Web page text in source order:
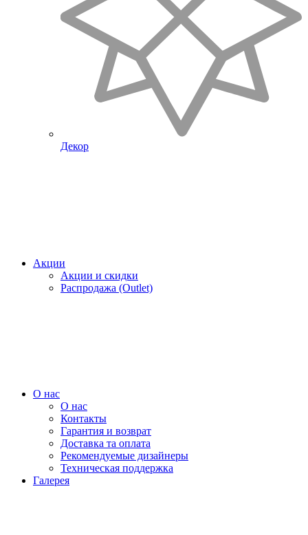
Декор
Акции
Акции и скидки
Распродажа (Outlet)
О нас
О нас
Контакты
Гарантия и возврат
Доставка та оплата
Рекомендуемые дизайнеры
Техническая поддержка
Галерея